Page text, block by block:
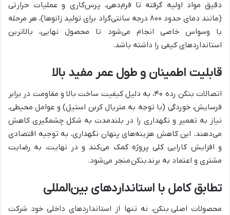
دقیق مواد اولیه گرفته تا فرم‌دهی، پرس‌کاری و عملیات حرارتی
(مانند دمای حدود ۸۰۰ درجه سانتی‌گراد برای تولید زانوها)، هر مرحله
با وسواس خاصی انجام می‌شود تا محصول نهایی، بالاترین
استانداردهای کیفی را داشته باشد.
قابلیت اطمینان و طول عمر مفید بالا
اتصالات بنکن رده ۴۰، به دلیل کیفیت ساخت بالا و مقاومت در برابر
فرسایش، خوردگی (با توجه به متریال کربن استیل) و عوامل محیطی،
نیاز به تعمیر و نگهداری را در بلندمدت به شکل چشمگیری کاهش
می‌دهند. این کاهش هزینه‌های پنهان نگهداری، به توجیه اقتصادی
و افزایش کارایی کلی پروژه کمک می‌کند و در نهایت، به رضایت
مشتری و اعتماد به برند بنکن منجر می‌شود.
تطابق کامل با استانداردهای بین‌المللی
محصولات اصلی بنکن، نه تنها از استانداردهای داخلی خود شرکت